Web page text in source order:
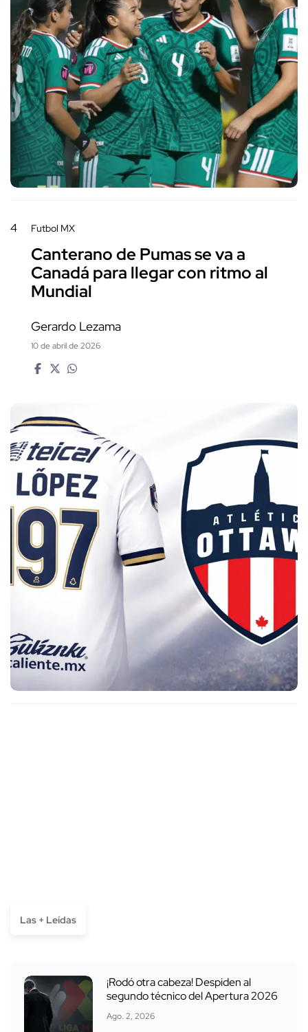
4 Futbol MX
Canterano de Pumas se va a
Canadá para llegar con ritmo al
Mundial
Gerardo Lezama
10 de abril de 2026
Las + Leídas
¡Rodó otra cabeza! Despiden al
segundo técnico del Apertura 2026
Ago. 2, 2026